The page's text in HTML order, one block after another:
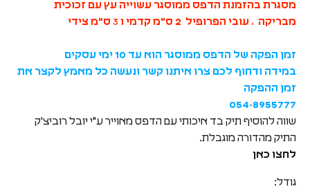
מסגרת בהזמנת הדפס ממוסגר עשוייה עץ עם זכוכית
מבריקה . עובי הפרופיל 2 ס"מ
קדמי ו 3 ס"מ צידי
זמן הפקה של הדפס ממוסגר הוא עד 10 ימי עסקים
במידה ודחוף לכם צרו איתנו קשר ונעשה כל מאמץ לקצר את
זמן ההפקה
054-8955777
שווה להוסיף תיק בד איכותי עם הדפס מאוייר ע"י יובל רוביצ'ק
התיק מהדורה מוגבלת.
לחצו כאן
גודל: